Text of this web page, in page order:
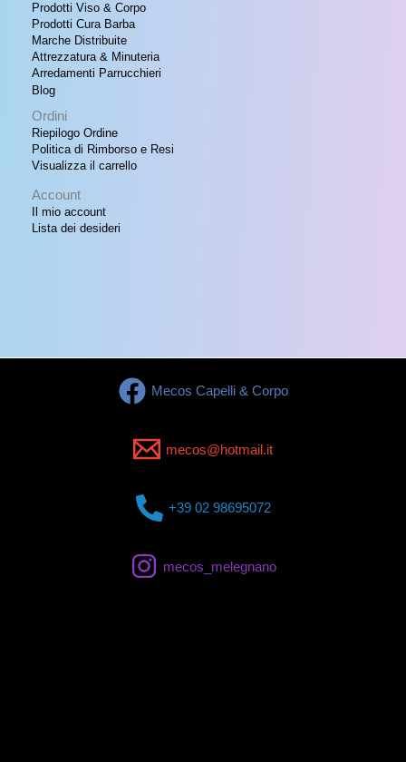
Prodotti Viso & Corpo
Prodotti Cura Barba
Marche Distribuite
Attrezzatura & Minuteria
Arredamenti Parrucchieri
Blog
Ordini
Riepilogo Ordine
Politica di Rimborso e Resi
Visualizza il carrello
Account
Il mio account
Lista dei desideri
Mecos Capelli & Corpo
mecos@hotmail.it
+39 02 98695072
mecos_melegnano